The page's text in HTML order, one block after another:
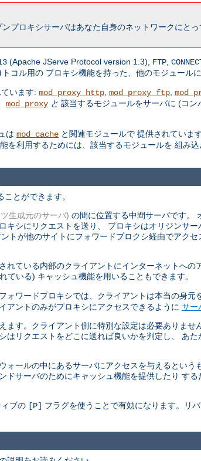
プロキシサーバはあなた自身のネットワークにと
(Apache JServe Protocol version 1.3), FTP
コル用の プロキシ機能を持った、他のモジュール
います: mod_proxy_http mod_proxy_ftp
mod_proxy と 該当するモジュールをサーバに (コ
は mod_cache と関連モジュールで 提供されていま
を利用するためには、該当するモジュールを 組み込
とができます。
生成元のサーバ) の間に位置する中間サーバです。
シにリクエストを送り、 プロキシはオリジンサ
トが他のサイトにフォワードプロクシ経由でアク
ている内部のクライアントにインターネットへの
ている) キャッシュ機能を用いることもできます。
ォワードプロキシでは、クライアントは本当の身元
アントのみがプロキシにアクセスできるように サー
ます。クライアント側に特別な設定は必要ありませ
リクエストをどこに送れば良いかを判定し、 あ
ールの中にあるサーバにアクセスを与えるという
サーバのためにキャッシュ機能を提供したり す
ブの [P] フラグを使うことで有効になります。リ